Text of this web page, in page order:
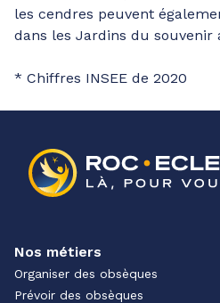
les cendres peuvent
dans les Jardins du souvenir
* Chiffres INSEE de 2020
Nos métiers
Organiser des obsèques
Prévoir des obsèques